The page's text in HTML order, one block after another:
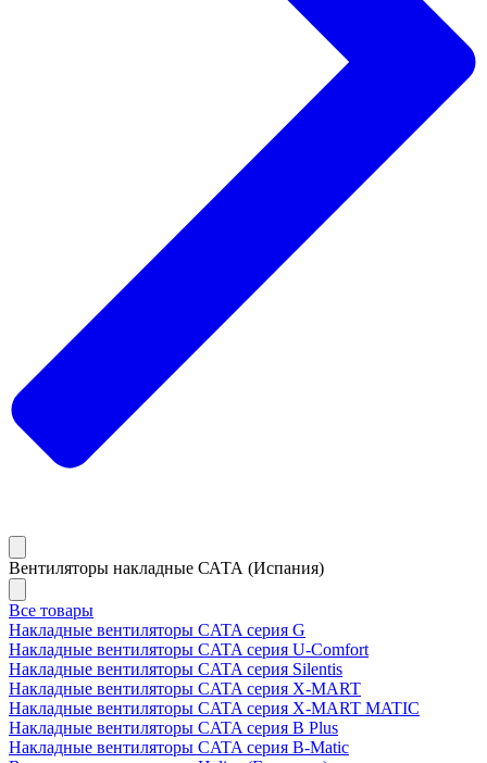
Вентиляторы накладные САТА (Испания)
Все товары
Накладные вентиляторы CATA серия G
Накладные вентиляторы CATA серия U-Comfort
Накладные вентиляторы CATA серия Silentis
Накладные вентиляторы CATA серия X-MART
Накладные вентиляторы CATA серия X-MART MATIC
Накладные вентиляторы CATA серия B Plus
Накладные вентиляторы CATA серия B-Matic